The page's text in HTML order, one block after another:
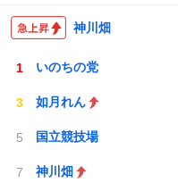
神川畑
いのちの党
如月れん
国立競技場
神川畑